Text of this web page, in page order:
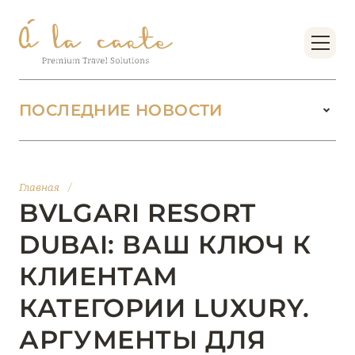
Главная /
BVLGARI RESORT
DUBAI: ВАШ КЛЮЧ К
КЛИЕНТАМ
КАТЕГОРИИ LUXURY.
АРГУМЕНТЫ ДЛЯ
ПОСЛЕДНИЕ НОВОСТИ
БУТИК-КУРОРТЫ МАЛЬДИВСКИХ ОСТРОВОВ
Подробнее
01 июня 2026
JUMEIRAH OLHAHALI ISLAND MALDIVES: ВАШ
ОАЗИС ТЕПЛА И ИЗЫСКАННОСТИ